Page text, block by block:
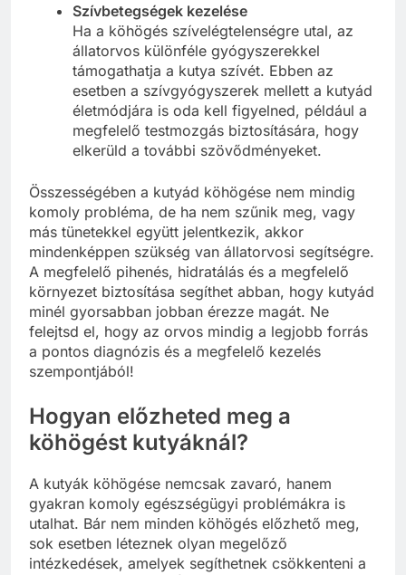
Szívbetegségek kezelése
Ha a köhögés szívelégtelenségre utal, az
állatorvos különféle gyógyszerekkel
támogathatja a kutya szívét. Ebben az
esetben a szívgyógyszerek mellett a kutyád
életmódjára is oda kell figyelned, például a
megfelelő testmozgás biztosítására, hogy
elkerüld a további szövődményeket.
Összességében a kutyád köhögése nem mindig
komoly probléma, de ha nem szűnik meg, vagy
más tünetekkel együtt jelentkezik, akkor
mindenképpen szükség van állatorvosi segítségre.
A megfelelő pihenés, hidratálás és a megfelelő
környezet biztosítása segíthet abban, hogy kutyád
minél gyorsabban jobban érezze magát. Ne
felejtsd el, hogy az orvos mindig a legjobb forrás
a pontos diagnózis és a megfelelő kezelés
szempontjából!
Hogyan előzheted meg a
köhögést kutyáknál?
A kutyák köhögése nemcsak zavaró, hanem
gyakran komoly egészségügyi problémákra is
utalhat. Bár nem minden köhögés előzhető meg,
sok esetben léteznek olyan megelőző
intézkedések, amelyek segíthetnek csökkenteni a